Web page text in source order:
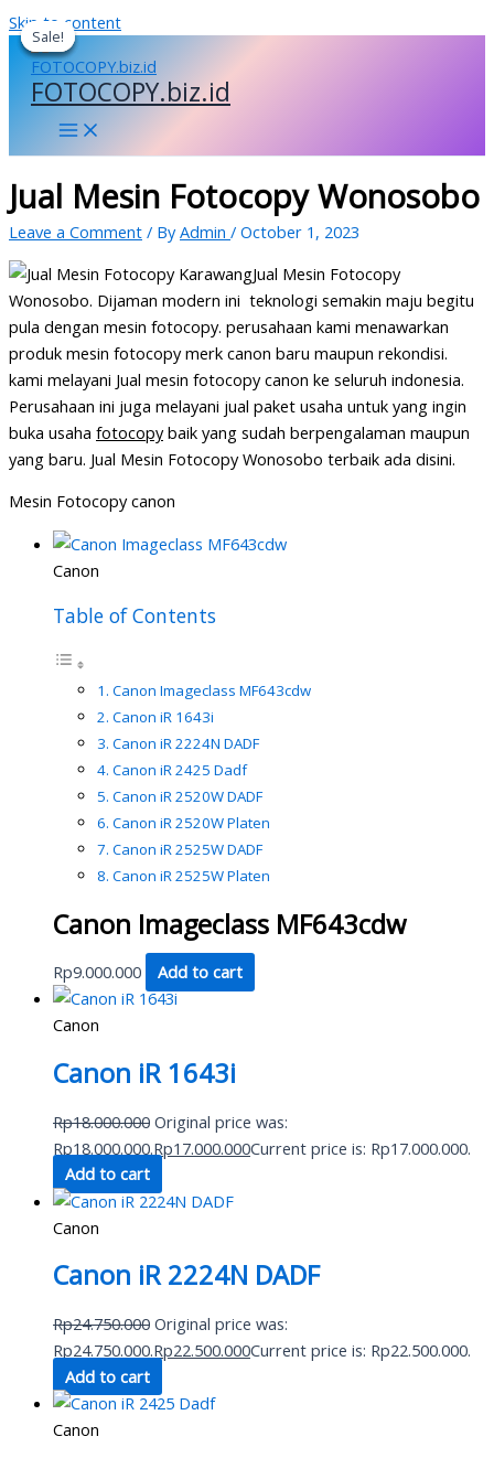
Skip to content
FOTOCOPY.biz.id
Jual Mesin Fotocopy Wonosobo
Leave a Comment / ByAdmin / October 1, 2023
Jual Mesin Fotocopy
Wonosobo. Dijaman modern ini teknologi semakin maju begitu
pula dengan mesin fotocopy. perusahaan kami menawarkan
produk mesin fotocopy merk canon baru maupun rekondisi.
kami melayani Jual mesin fotocopy canon ke seluruh indonesia.
Perusahaan ini juga melayani jual paket usaha untuk yang ingin
buka usaha fotocopybaik yang sudah berpengalaman maupun
yang baru. Jual Mesin Fotocopy Wonosobo terbaik ada disini.
Mesin Fotocopy canon
Canon
Table of Contents
Canon Imageclass MF643cdw
Canon iR 1643i
Canon iR 2224N DADF
Canon iR 2425 Dadf
Canon iR 2520W DADF
Canon iR 2520W Platen
Canon iR 2525W DADF
Canon iR 2525W Platen
Canon Imageclass MF643cdw
Rp9.000.000 Add to cart
Sale!
Canon
Canon iR 1643i
Rp18.000.000 Original price was:
Rp18.000.000.Rp17.000.000Current price is: Rp17.000.000.
Add to cart
Sale!
Canon
Canon iR 2224N DADF
Rp24.750.000 Original price was:
Rp24.750.000.Rp22.500.000Current price is: Rp22.500.000.
Add to cart
Sale!
Canon
Sale!